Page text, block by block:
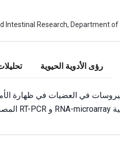
Intestinal Research, Department
رؤى الأدوية الحيوية
في العضيات في ظهارة